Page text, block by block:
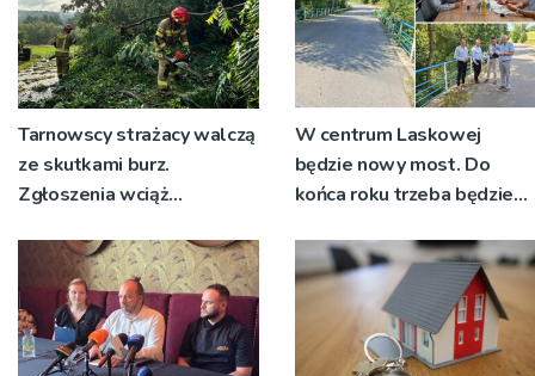
Tarnowscy strażacy walczą
ze skutkami burz.
Zgłoszenia wciąż
W centrum Laskowej
będzie nowy most. Do
końca roku trzeba będzie